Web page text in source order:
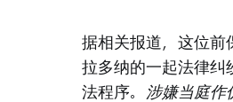
据相关报道，这位前
拉多纳的一起法律纠
法程序。 涉嫌当庭作